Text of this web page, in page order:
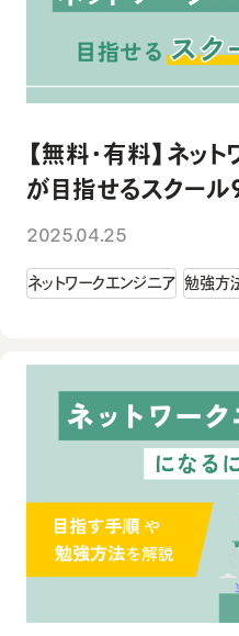
【無料・有料】ネッ
が目指せるスクール
2025.04.25
ネットワークエンジニア 勉強方